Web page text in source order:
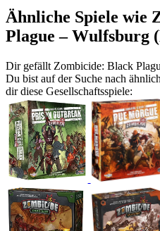
Ähnliche Spiele wie
Plague – Wulfsburg
Dir gefällt Zombicide: Black
Du bist auf der Suche nach
dir diese Gesellschaftsspiele: